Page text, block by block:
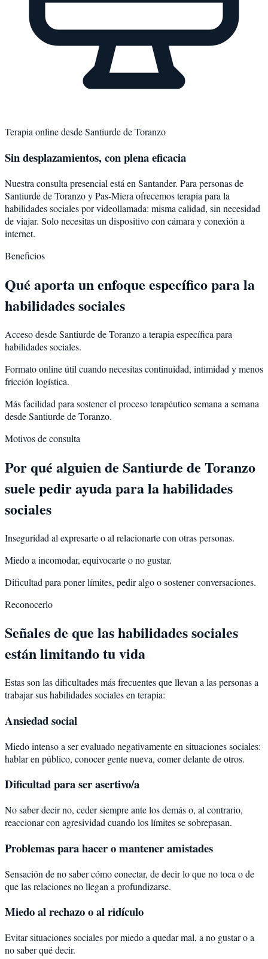
Terapia online desdeSantiurde de Toranzo
Sin desplazamientos, con plena eficacia
Nuestra consulta presencial está en Santander. Para personas de
Santiurde de ToranzoyPas-Miera ofrecemos terapia para la
habilidades socialespor videollamada: misma calidad, sin necesidad
de viajar. Solo necesitas un dispositivo con cámara y conexión a
internet.
Beneficios
Qué aporta un enfoque específico para la
habilidades sociales
Acceso desde Santiurde de Toranzo a terapia específica para
habilidades sociales.
Formato online útil cuando necesitas continuidad, intimidad y menos
fricción logística.
Más facilidad para sostener el proceso terapéutico semana a semana
desde Santiurde de Toranzo.
Motivos de consulta
Por qué alguien de Santiurde de Toranzo
suele pedir ayuda para lahabilidades
sociales
Inseguridad al expresarte o al relacionarte con otras personas.
Miedo a incomodar, equivocarte o no gustar.
Dificultad para poner límites, pedir algo o sostener conversaciones.
Reconocerlo
Señales de que las habilidades sociales
están limitando tu vida
Estas son las dificultades más frecuentes que llevan a las personas a
trabajar sus habilidades sociales en terapia:
Ansiedad social
Miedo intenso a ser evaluado negativamente en situaciones sociales:
hablar en público, conocer gente nueva, comer delante de otros.
Dificultad para ser asertivo/a
No saber decir no, ceder siempre ante los demás o, al contrario,
reaccionar con agresividad cuando los límites se sobrepasan.
Problemas para hacer o mantener amistades
Sensación de no saber cómo conectar, de decir lo que no toca o de
que las relaciones no llegan a profundizarse.
Miedo al rechazo o al ridículo
Evitar situaciones sociales por miedo a quedar mal, a no gustar o a
no saber qué decir.